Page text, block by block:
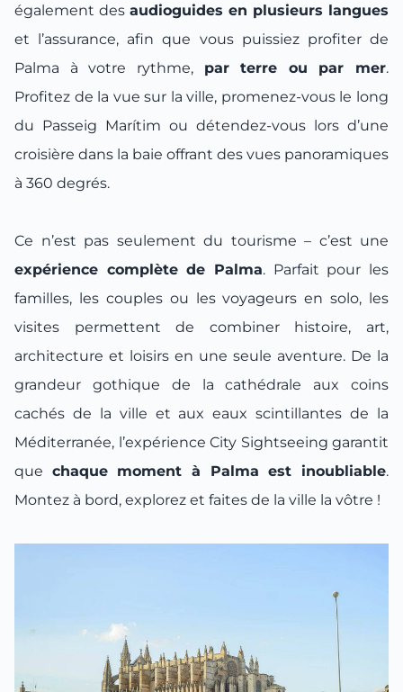
également des audioguides en plusieurs langues
et l’assurance, afin que vous puissiez profiter de
Palma à votre rythme, par terre ou par mer.
Profitez de la vue sur la ville, promenez-vous le long
du Passeig Marítim ou détendez-vous lors d’une
croisière dans la baie offrant des vues panoramiques
à 360 degrés.
Ce n’est pas seulement du tourisme – c’est une
expérience complète de Palma. Parfait pour les
familles, les couples ou les voyageurs en solo, les
visites permettent de combiner histoire, art,
architecture et loisirs en une seule aventure. De la
grandeur gothique de la cathédrale aux coins
cachés de la ville et aux eaux scintillantes de la
Méditerranée, l’expérience City Sightseeing garantit
que chaque moment à Palma est inoubliable.
Montez à bord, explorez et faites de la ville la vôtre !